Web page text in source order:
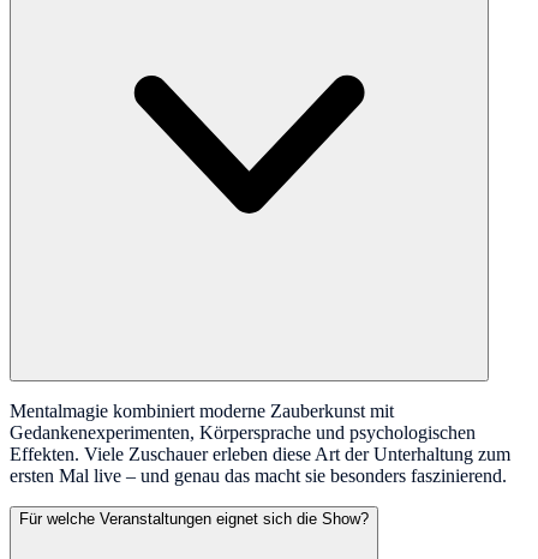
Mentalmagie kombiniert moderne Zauberkunst mit
Gedankenexperimenten, Körpersprache und psychologischen
Effekten. Viele Zuschauer erleben diese Art der Unterhaltung zum
ersten Mal live – und genau das macht sie besonders faszinierend.
Für welche Veranstaltungen eignet sich die Show?